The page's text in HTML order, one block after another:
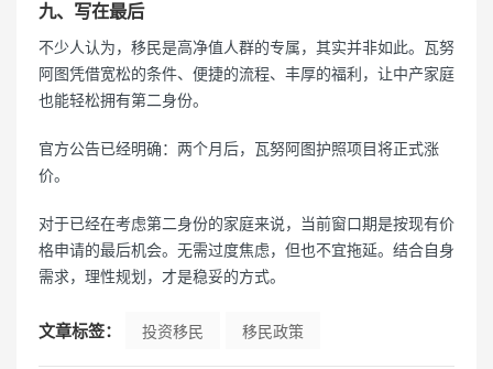
九、写在最后
不少人认为，移民是高净值人群的专属，其实并非如此。瓦努
阿图凭借宽松的条件、便捷的流程、丰厚的福利，让中产家庭
也能轻松拥有第二身份。
官方公告已经明确：两个月后，瓦努阿图护照项目将正式涨
价。
对于已经在考虑第二身份的家庭来说，当前窗口期是按现有价
格申请的最后机会。无需过度焦虑，但也不宜拖延。结合自身
需求，理性规划，才是稳妥的方式。
文章标签： 投资移民 移民政策